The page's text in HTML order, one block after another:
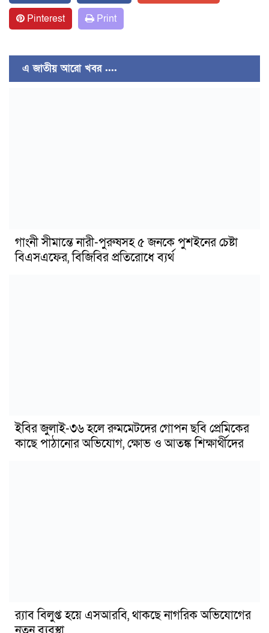
Pinterest
Print
এ জাতীয় আরো খবর ....
গাংনী সীমান্তে নারী-পুরুষসহ ৫ জনকে পুশইনের চেষ্টা
বিএসএফের, বিজিবির প্রতিরোধে ব্যর্থ
ইবির জুলাই-৩৬ হলে রুমমেটদের গোপন ছবি প্রেমিকের
কাছে পাঠানোর অভিযোগ, ক্ষোভ ও আতঙ্ক শিক্ষার্থীদের
র‍্যাব বিলুপ্ত হয়ে এসআরবি, থাকছে নাগরিক অভিযোগের